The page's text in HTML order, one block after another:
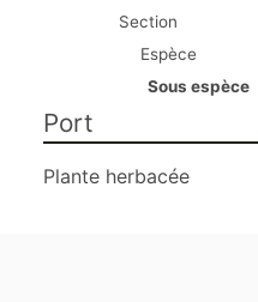
Section
Espèce
Sous espèce
Port
Plante herbacée